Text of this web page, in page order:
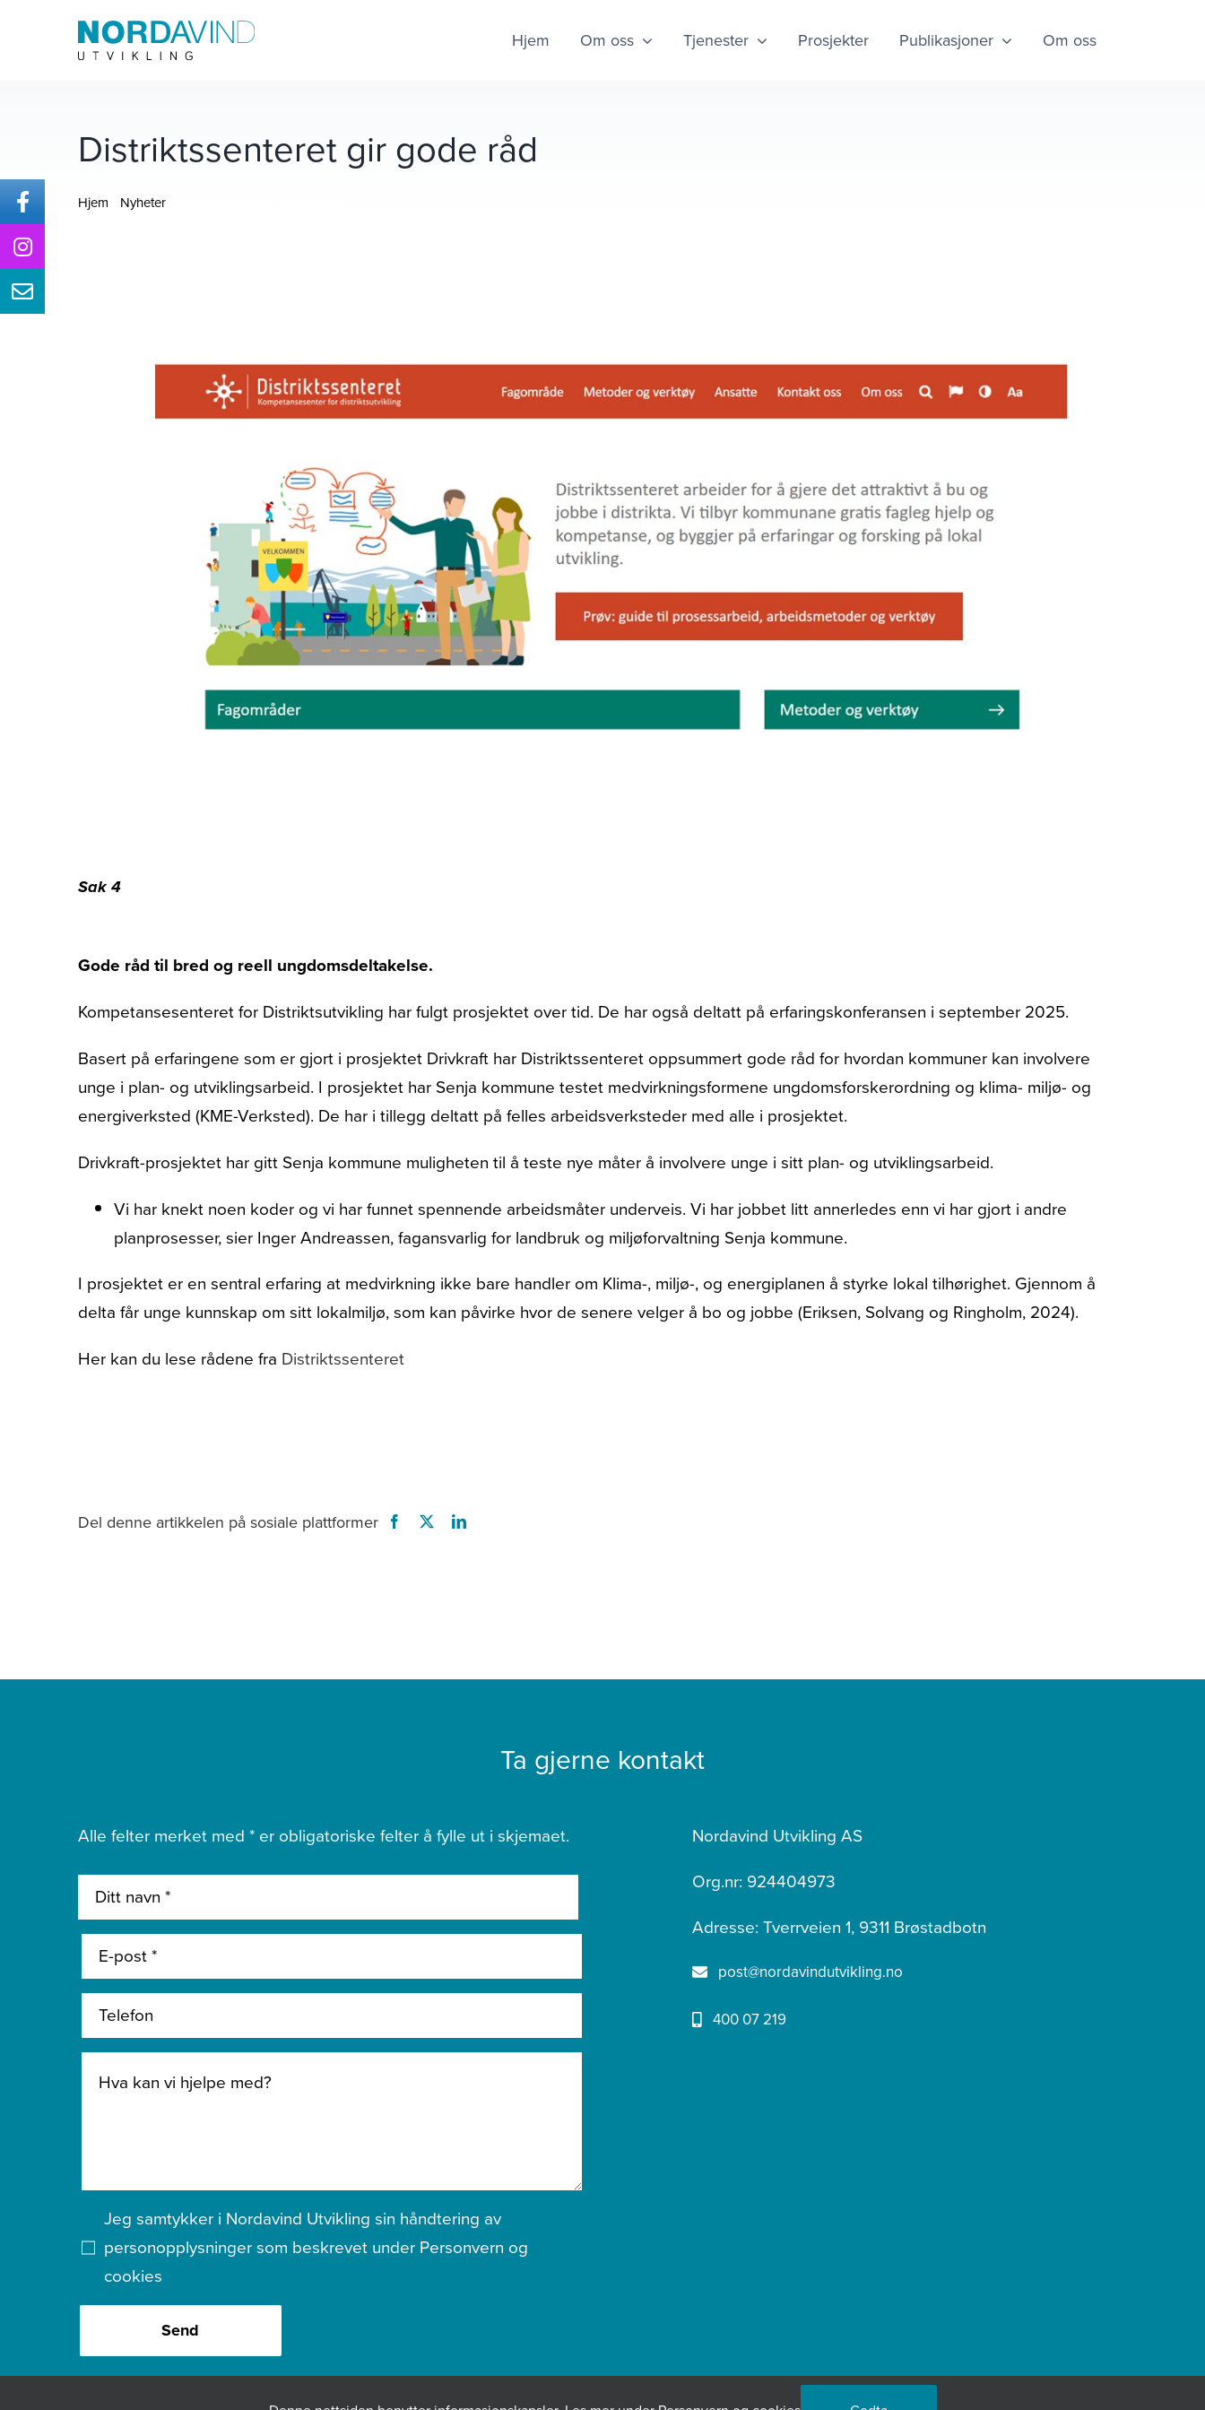
Hjem Om oss Tjenester Prosjekter Publikasjoner Om oss
Distriktssenteret gir gode råd
Hjem Nyheter
Sak 4
Gode råd til bred og reell ungdomsdeltakelse.
Kompetansesenteret for Distriktsutvikling har fulgt prosjektet over tid. De har også deltatt på erfaringskonferansen i september 2025.
Basert på erfaringene som er gjort i prosjektet Drivkraft har Distriktssenteret oppsummert gode råd for hvordan kommuner kan involvere
unge i plan- og utviklingsarbeid. I prosjektet har Senja kommune testet medvirkningsformene ungdomsforskerordning og klima- miljø- og
energiverksted (KME-Verksted). De har i tillegg deltatt på felles arbeidsverksteder med alle i prosjektet.
Drivkraft-prosjektet har gitt Senja kommune muligheten til å teste nye måter å involvere unge i sitt plan- og utviklingsarbeid.
Vi har knekt noen koder og vi har funnet spennende arbeidsmåter underveis. Vi har jobbet litt annerledes enn vi har gjort i andre
planprosesser, sier Inger Andreassen, fagansvarlig for landbruk og miljøforvaltning Senja kommune.
I prosjektet er en sentral erfaring at medvirkning ikke bare handler om Klima-, miljø-, og energiplanen å styrke lokal tilhørighet. Gjennom å
delta får unge kunnskap om sitt lokalmiljø, som kan påvirke hvor de senere velger å bo og jobbe (Eriksen, Solvang og Ringholm, 2024).
Her kan du lese rådene fra Distriktssenteret
Del denne artikkelen på sosiale plattformer
Ta gjerne kontakt
Alle felter merket med * er obligatoriske felter å fylle ut i skjemaet.
Jeg samtykker i Nordavind Utvikling sin håndtering av
personopplysninger som beskrevet under Personvern og
cookies
Send
Nordavind Utvikling AS
Org.nr: 924404973
Adresse: Tverrveien 1, 9311 Brøstadbotn
post@nordavindutvikling.no
400 07 219